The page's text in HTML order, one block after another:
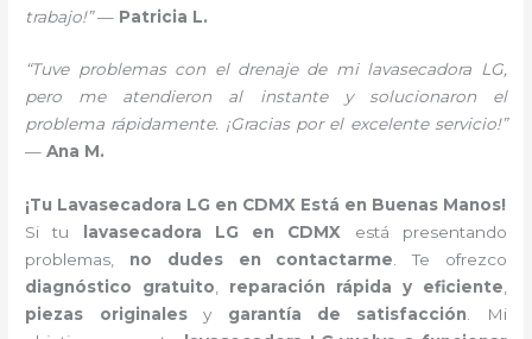
trabajo!”— Patricia L.
“Tuve problemas con el drenaje de mi lavasecadora LG,
pero me atendieron al instante y solucionaron el
problema rápidamente. ¡Gracias por el excelente servicio!”
—Ana M.
¡Tu Lavasecadora LG en CDMX Está en Buenas Manos!
Si tu
lavasecadora LG en CDMX está presentando
problemas, no dudes en contactarme. Te ofrezco
diagnóstico gratuito, reparación rápida y eficiente,
piezas originalesy garantía de satisfacción. Mi